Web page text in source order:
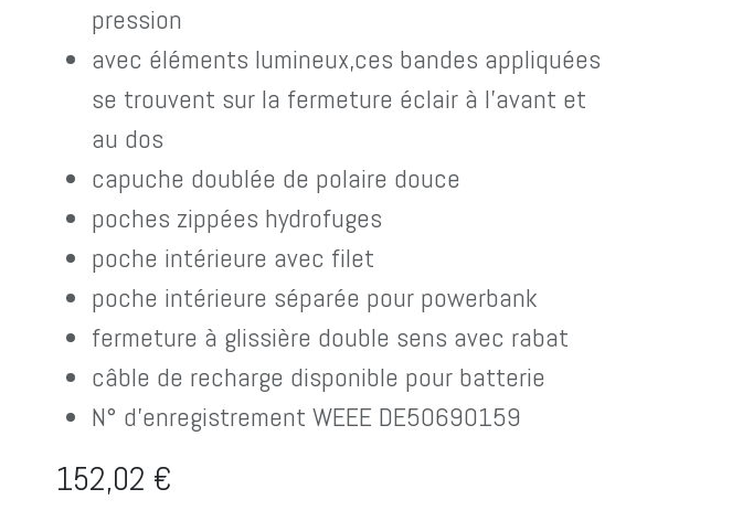
pression
avec éléments lumineux,ces bandes appliquées
se trouvent sur la fermeture éclair à l'avant et
au dos
capuche doublée de polaire douce
poches zippées hydrofuges
poche intérieure avec filet
poche intérieure séparée pour powerbank
fermeture à glissière double sens avec rabat
câble de recharge disponible pour batterie
N° d'enregistrement WEEE DE50690159
152,02 €